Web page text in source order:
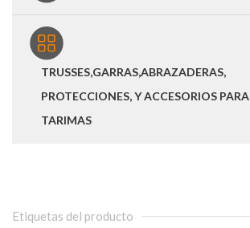
TRUSSES,GARRAS,ABRAZADERAS,
PROTECCIONES, Y ACCESORIOS PARA
TARIMAS
Etiquetas del producto